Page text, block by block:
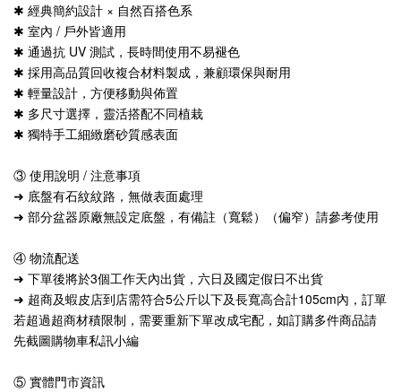
✱ 經典簡約設計 × 自然百搭色系
✱ 室內 / 戶外皆適用
✱ 通過抗 UV 測試，長時間使用不易褪色
✱ 採用高品質回收複合材料製成，兼顧環保與耐用
✱ 輕量設計，方便移動與佈置
✱ 多尺寸選擇，靈活搭配不同植栽
✱ 獨特手工細緻磨砂質感表面
③ 使用說明 / 注意事項
➜ 底盤有石紋紋路，無做表面處理
➜ 部分盆器原廠無設定底盤，有備註（寬鬆）（偏窄）請參考使用
④ 物流配送
➜ 下單後將於3個工作天內出貨，六日及國定假日不出貨
➜ 超商及蝦皮店到店需符合5公斤以下及長寬高合計105cm內，訂單
若超過超商材積限制，需要重新下單改成宅配，如訂購多件商品請
先截圖購物車私訊小編
⑤ 實體門市資訊